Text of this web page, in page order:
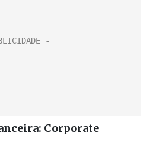
Corporate